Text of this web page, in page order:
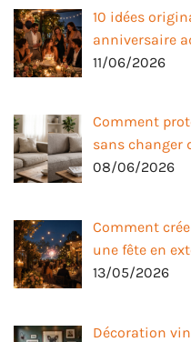
10 idées
anniversaire
11/06/2026
Comment
sans changer
08/06/2026
Comment
une fête en
13/05/2026
Décoration